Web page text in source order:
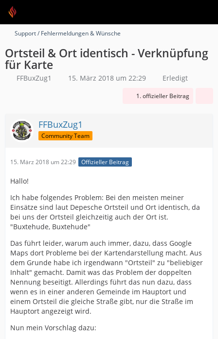
Support / Fehlermeldungen & Wünsche
Ortsteil & Ort identisch - Verknüpfung
für Karte
FFBuxZug1 15. März 2018 um 22:29 Erledigt
1. offizieller Beitrag
FFBuxZug1
Community Team
15. März 2018 um 22:29 Offizieller Beitrag
Hallo!
Ich habe folgendes Problem: Bei den meisten meiner
Einsätze sind laut Depesche Ortsteil und Ort identisch, da
bei uns der Ortsteil gleichzeitig auch der Ort ist.
"Buxtehude, Buxtehude"
Das führt leider, warum auch immer, dazu, dass Google
Maps dort Probleme bei der Kartendarstellung macht. Aus
dem Grunde habe ich irgendwann "Ortsteil" zu "beliebiger
Inhalt" gemacht. Damit was das Problem der doppelten
Nennung beseitigt. Allerdings führt das nun dazu, dass
wenn es in einer anderen Gemeinde im Hauptort und
einem Ortsteil die gleiche Straße gibt, nur die Straße im
Hauptort angezeigt wird.
Nun mein Vorschlag dazu: